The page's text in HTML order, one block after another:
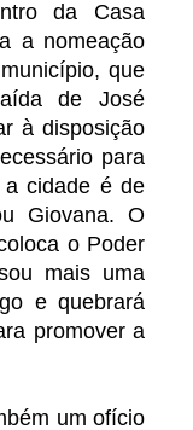
da Casa
a nomeação
que
de José
à disposição
para
a cidade é de
Giovana. O
o Poder
mais uma
e quebrará
promover a
um ofício